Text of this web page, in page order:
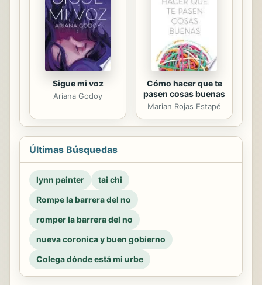
Sigue mi voz
Ariana Godoy
Cómo hacer que te
pasen cosas buenas
Marian Rojas Estapé
Últimas Búsquedas
lynn painter
tai chi
Rompe la barrera del no
romper la barrera del no
nueva coronica y buen gobierno
Colega dónde está mi urbe